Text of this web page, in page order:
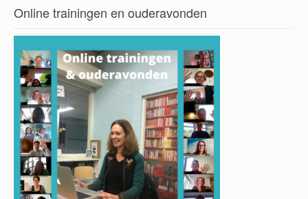
Online trainingen en ouderavonden